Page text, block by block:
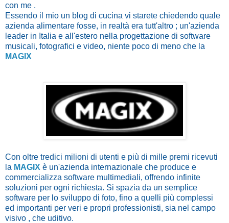
con me .
Essendo il mio un blog di cucina vi starete chiedendo quale
azienda alimentare fosse, in realtà era tutt'altro ; un'azienda
leader in Italia e all'estero nella progettazione di software
musicali, fotografici e video, niente poco di meno che la
MAGIX
Con oltre tredici milioni di utenti e più di mille premi ricevuti
la MAGIX è un'azienda internazionale che produce e
commercializza software multimediali, offrendo infinite
soluzioni per ogni richiesta. Si spazia da un semplice
software per lo sviluppo di foto, fino a quelli più complessi
ed importanti per veri e propri professionisti, sia nel campo
visivo , che uditivo.